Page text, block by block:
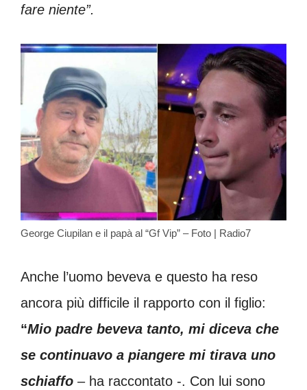
fare niente”.
George Ciupilan e il papà al “Gf Vip” – Foto | Radio7
Anche l’uomo beveva e questo ha reso
ancora più difficile il rapporto con il figlio:
“Mio padre beveva tanto, mi diceva che
se continuavo a piangere mi tirava uno
schiaffo – ha raccontato -. Con lui sono